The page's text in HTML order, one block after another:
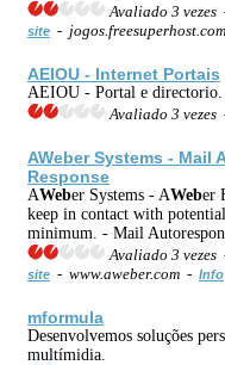
Avaliado 3 vezes
site -
AEIOU - Internet Portais
AEIOU - Portal e
Avaliado 3 vezes
AWeber Systems - Mail
Response
AWeber Systems - AWeber
keep in contact with
minimum. - Mail
Avaliado 3 vezes
site - www.aweber.com - Info
mformula
Desenvolvemos soluções
multímidia.